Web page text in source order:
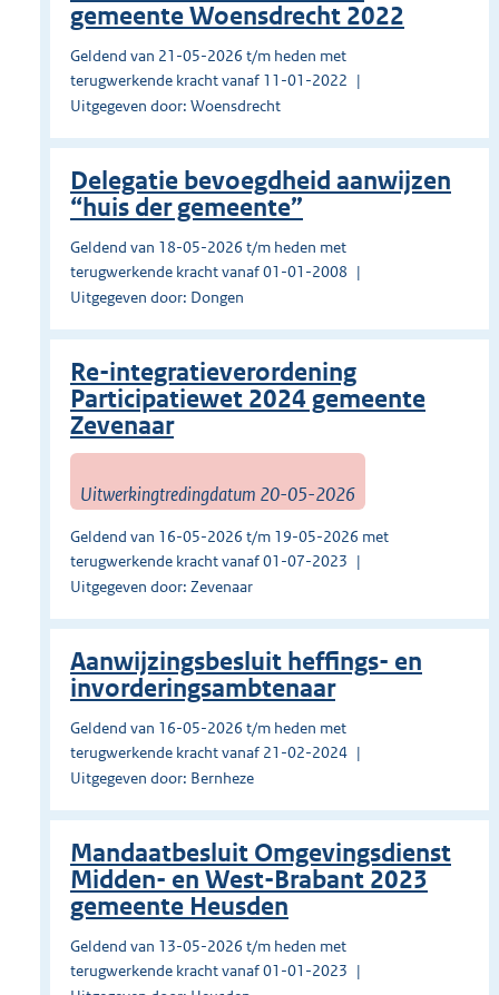
gemeente Woensdrecht 2022
Geldend van 21-05-2026 t/m heden met
terugwerkende kracht vanaf 11-01-2022
Uitgegeven door: Woensdrecht
Delegatie bevoegdheid aanwijzen
“huis der gemeente”
Geldend van 18-05-2026 t/m heden met
terugwerkende kracht vanaf 01-01-2008
Uitgegeven door: Dongen
Re-integratieverordening
Participatiewet 2024 gemeente
Zevenaar
Uitwerkingtredingdatum 20-05-2026
Geldend van 16-05-2026 t/m 19-05-2026 met
terugwerkende kracht vanaf 01-07-2023
Uitgegeven door: Zevenaar
Aanwijzingsbesluit heffings- en
invorderingsambtenaar
Geldend van 16-05-2026 t/m heden met
terugwerkende kracht vanaf 21-02-2024
Uitgegeven door: Bernheze
Mandaatbesluit Omgevingsdienst
Midden- en West-Brabant 2023
gemeente Heusden
Geldend van 13-05-2026 t/m heden met
terugwerkende kracht vanaf 01-01-2023